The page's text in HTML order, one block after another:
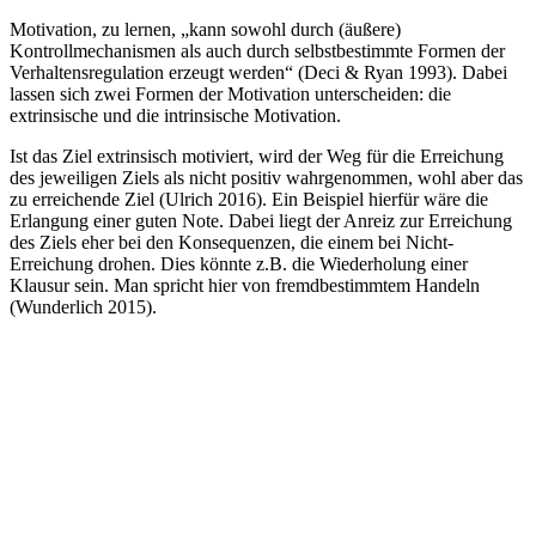
Motivation, zu lernen, „kann sowohl durch (äußere)
Kontrollmechanismen als auch durch selbstbestimmte Formen der
Verhaltensregulation erzeugt werden“ (Deci & Ryan 1993). Dabei
lassen sich zwei Formen der Motivation unterscheiden: die
extrinsische und die intrinsische Motivation.
Ist das Ziel extrinsisch motiviert, wird der Weg für die Erreichung
des jeweiligen Ziels als nicht positiv wahrgenommen, wohl aber das
zu erreichende Ziel (Ulrich 2016). Ein Beispiel hierfür wäre die
Erlangung einer guten Note. Dabei liegt der Anreiz zur Erreichung
des Ziels eher bei den Konsequenzen, die einem bei Nicht-
Erreichung drohen. Dies könnte z.B. die Wiederholung einer
Klausur sein. Man spricht hier von fremdbestimmtem Handeln
(Wunderlich 2015).